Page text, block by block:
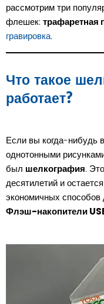
рассмотрим три
флешек: трафаретная
гравировка.
Что такое
работает?
Если вы когда-нибудь
однотонными
был шелкография.
десятилетий и
экономичных способов
Флэш-накопители